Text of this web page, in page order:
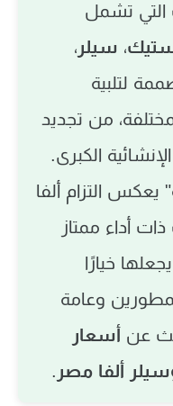
التي تشمل
، سيلر ،
لتلبية
من تجديد
الكبرى.
التزام ألفا
أداء ممتاز
خيارًا
وعامة
عن أسعار
ألفا مصر .